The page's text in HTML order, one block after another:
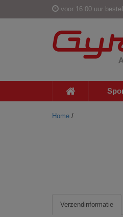
voor 16:00 uur
Home /
Verzendinformatie